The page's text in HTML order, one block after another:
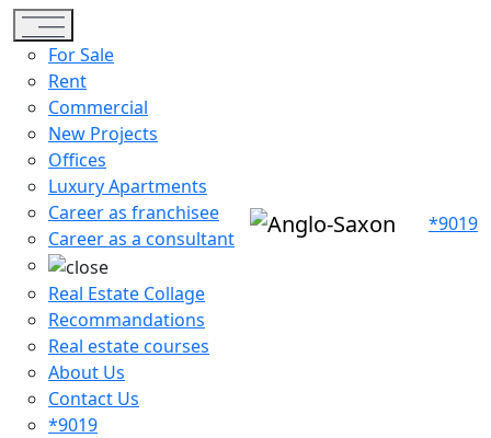
Toggle navigation
For Sale
Rent
Commercial
New Projects
Offices
Luxury Apartments
Career as franchisee
Career as a consultant
Real Estate Collage
Recommandations
Real estate courses
About Us
Contact Us
*9019
*9019